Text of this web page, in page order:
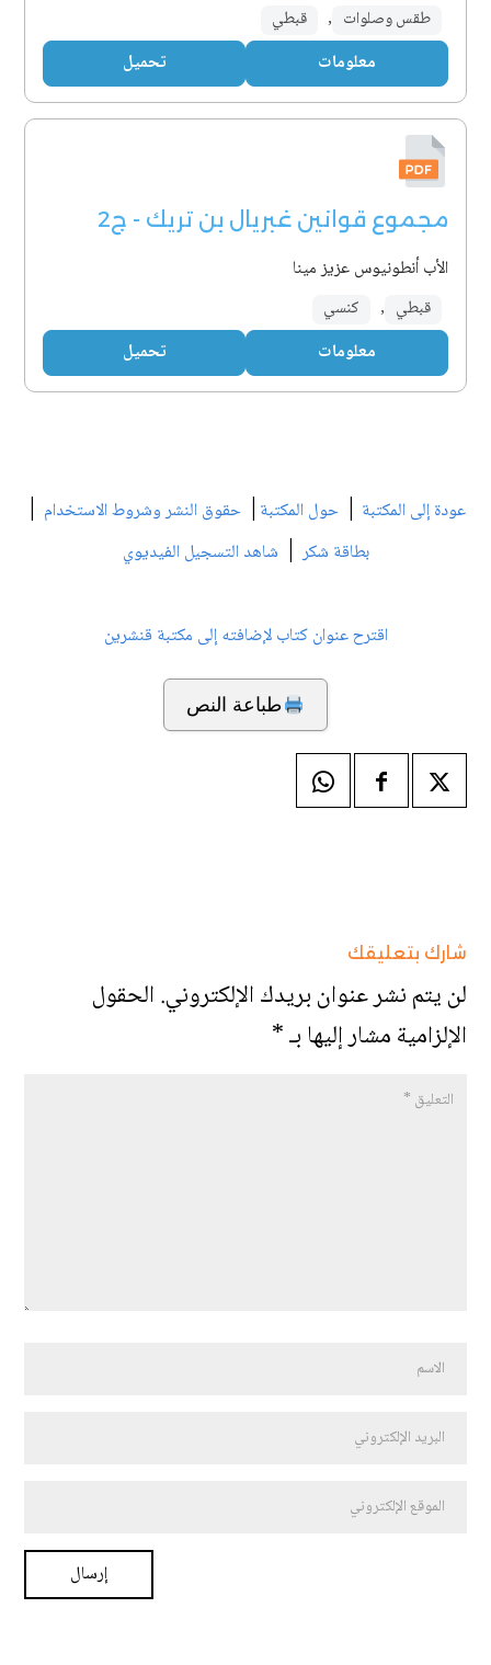
طقس وصلوات , قبطي
معلومات تحميل
مجموع قوانين غبريال بن تريك - ج2
الأب أنطونيوس عزيز مينا
قبطي , كنسي
معلومات تحميل
عودة إلى المكتبة | حول المكتبة | حقوق النشر وشروط الاستخدام |
بطاقة شكر| شاهد التسجيل الفيديوي
اقترح عنوان كتاب لإضافته إلى مكتبة قنشرين
طباعة النص
شارك بتعليقك
لن يتم نشر عنوان بريدك الإلكتروني.الحقول
الإلزامية مشار إليها بـ*